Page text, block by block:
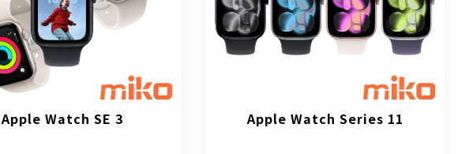
Apple Watch SE 3 Apple Watch Series 11